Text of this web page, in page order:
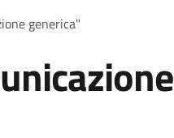
generica"